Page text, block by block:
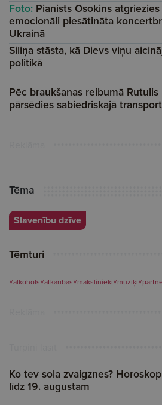
Foto: Pianists Osokins
emocionāli piesātināta
Ukrainā
Siliņa stāsta, kā Dievs viņu
politikā
Pēc braukšanas reibumā Rutulis
pārsēdies sabiedriskajā
Tēma
Slavenību dzīve
Tēmturi
#alkohols#atkarības#mākslinieki#mūziķi
Ko tev sola zvaigznes?
līdz 19. augustam